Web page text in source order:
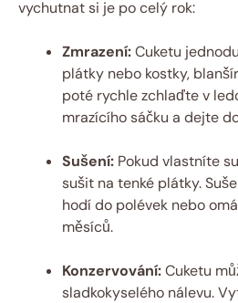
vychutnat si je po celý rok:
Zmrazení:Cuketu
plátky nebo kostky,
poté rychle zchlaďte v
mrazícího sáčku a dejte
Sušení: Pokud vlastníte
sušit na tenké plátky.
hodí do polévek nebo
měsíců.
Konzervování:Cuketu
sladkokyselého nálevu.